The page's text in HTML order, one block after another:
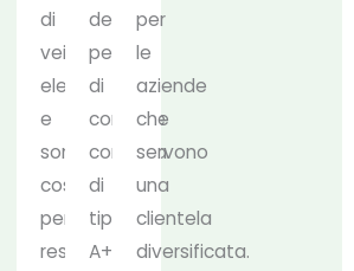
di
veicoli
elettrici
e
sono
costruite
per
resistere
delle
perdite
di
corrente
continua
di
tipo
A+6mA
per
le
aziende
che
servono
una
clientela
diversificata.